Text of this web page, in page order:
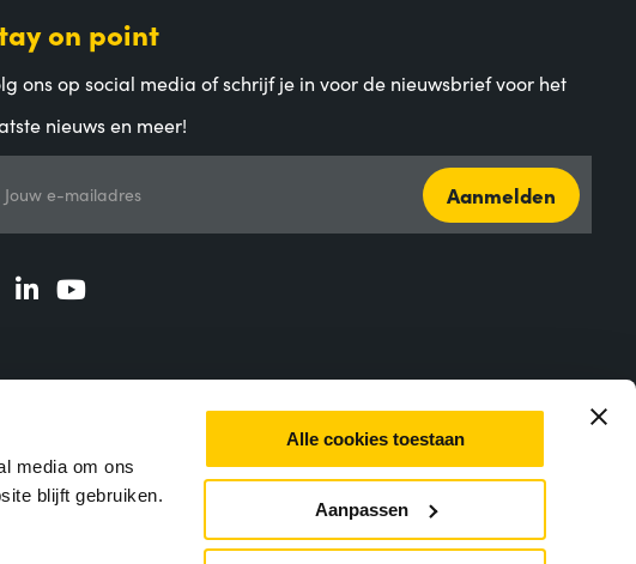
media om ons
blijft gebruiken.
Alle cookies toestaan
Aanpassen
on point
ons op social media of schrijf je in voor de nieuwsbrief voor het
nieuws en meer!
Jouw e-mailadres Aanmelden